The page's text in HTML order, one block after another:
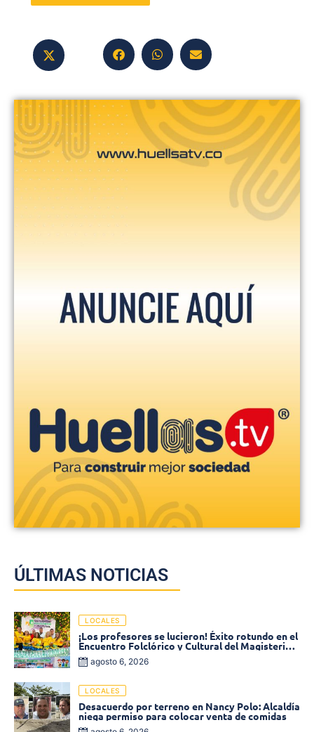
ÚLTIMAS NOTICIAS
LOCALES
¡Los profesores se lucieron! Éxito rotundo en el
Encuentro Folclórico y Cultural del Magisterio
2026 en Ciénaga
agosto 6, 2026
LOCALES
Desacuerdo por terreno en Nancy Polo: Alcaldía
niega permiso para colocar venta de comidas